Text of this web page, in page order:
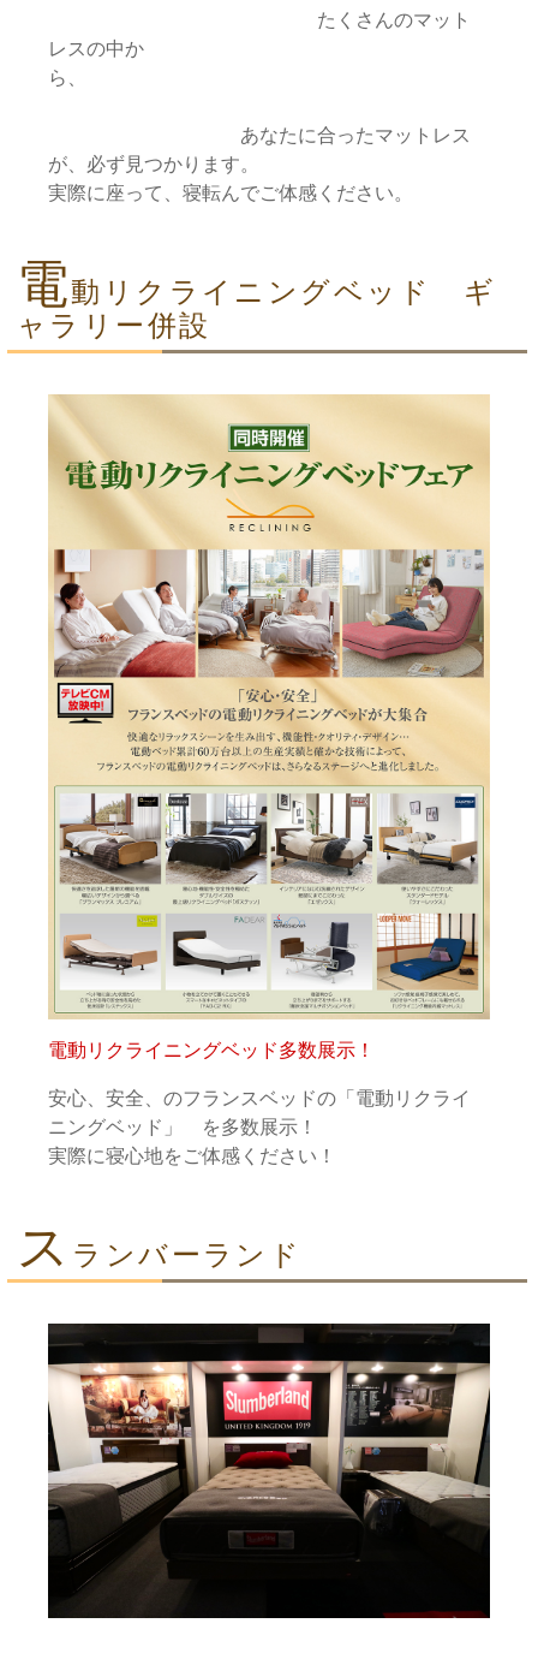
たくさんのマット
レスの中か
ら、
あなたに合ったマットレス
が、必ず見つかります。
実際に座って、寝転んでご体感ください。
電動リクライニングベッド ギ
ャラリー併設
電動リクライニングベッド多数展示！
安心、安全、のフランスベッドの「電動リクライ
ニングベッド」 を多数展示！
実際に寝心地をご体感ください！
ス ランバーランド